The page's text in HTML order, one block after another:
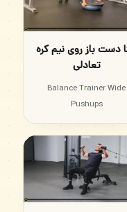
دست باز روی نیم کره
تعادلی
Balance Trainer Wide
Pushups